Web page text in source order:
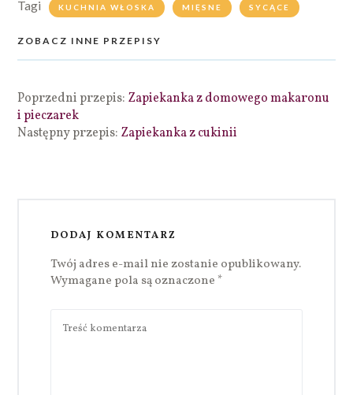
Tagi KUCHNIA WŁOSKA MIĘSNE SYCĄCE
ZOBACZ INNE PRZEPISY
Poprzedni przepis: Zapiekanka z domowego makaronu
i pieczarek
Następny przepis: Zapiekanka z cukinii
DODAJ KOMENTARZ
Twój adres e-mail nie zostanie opublikowany.
Wymagane pola są oznaczone *